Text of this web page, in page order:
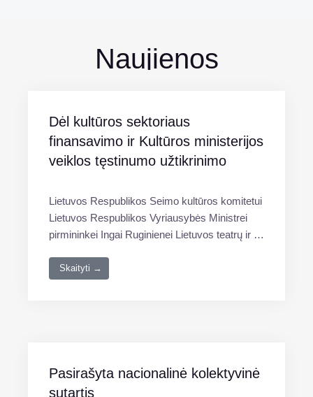
Naujienos
Dėl kultūros sektoriaus
finansavimo ir Kultūros ministerijos
veiklos tęstinumo užtikrinimo
Lietuvos Respublikos Seimo kultūros komitetui
Lietuvos Respublikos Vyriausybės Ministrei
pirmininkei Ingai Ruginienei Lietuvos teatrų ir …
Skaityti →
Pasirašyta nacionalinė kolektyvinė
sutartis